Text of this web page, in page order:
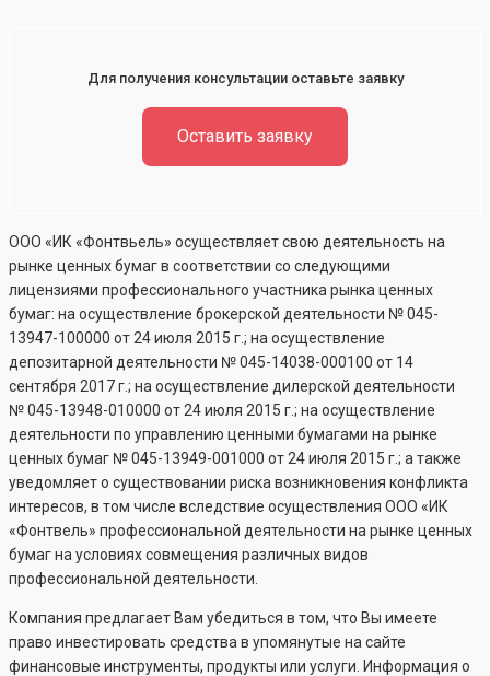
Для получения консультации оставьте заявку
Оставить заявку
ООО «ИК «Фонтвьель» осуществляет свою деятельность на
рынке ценных бумаг в соответствии со следующими
лицензиями профессионального участника рынка ценных
бумаг: на осуществление брокерской деятельности №045-
13947-100000 от 24 июля 2015 г.; на осуществление
депозитарной деятельности №045-14038-000100 от 14
сентября 2017 г.; на осуществление дилерской деятельности
№045-13948-010000 от 24 июля 2015 г.; на осуществление
деятельности по управлению ценными бумагами на рынке
ценных бумаг №045-13949-001000 от 24 июля 2015 г.; а также
уведомляет о существовании риска возникновения конфликта
интересов, в том числе вследствие осуществления ООО «ИК
«Фонтвель» профессиональной деятельности на рынке ценных
бумаг на условиях совмещения различных видов
профессиональной деятельности.
Компания предлагает Вам убедиться в том, что Вы имеете
право инвестировать средства в упомянутые на сайте
финансовые инструменты, продукты или услуги. Информация о